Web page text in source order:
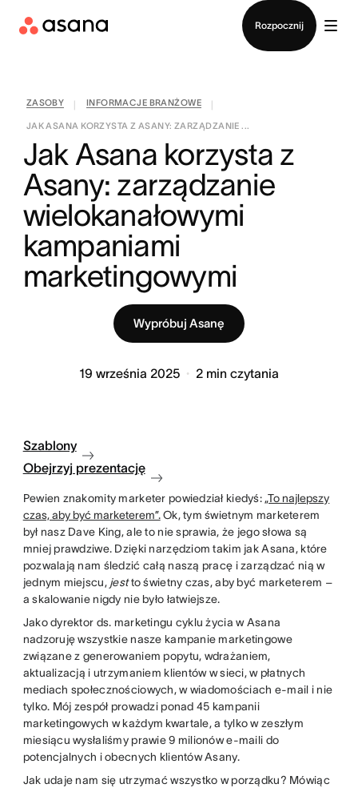
Rozpocznij
ZASOBY INFORMACJE BRANŻOWE
JAK ASANA KORZYSTA Z ASANY: ZARZĄDZANIE ...
Jak Asana korzysta z
Asany: zarządzanie
wielokanałowymi
kampaniami
marketingowymi
Wypróbuj Asanę
19 września 2025 2 min czytania
Szablony
Obejrzyj prezentację
Pewien znakomity marketer powiedział kiedyś: „To najlepszy
czas, aby być marketerem”.Ok, tym świetnym marketerem
był nasz Dave King, ale to nie sprawia, że jego słowa są
mniej prawdziwe. Dzięki narzędziom takim jak Asana, które
pozwalają nam śledzić całą naszą pracę i zarządzać nią w
jednym miejscu, jestto świetny czas, aby być marketerem –
a skalowanie nigdy nie było łatwiejsze.
Jako dyrektor ds. marketingu cyklu życia w Asana
nadzoruję wszystkie nasze kampanie marketingowe
związane z generowaniem popytu, wdrażaniem,
aktualizacją i utrzymaniem klientów w sieci, w płatnych
mediach społecznościowych, w wiadomościach e-mail i nie
tylko. Mój zespół prowadzi ponad 45 kampanii
marketingowych w każdym kwartale, a tylko w zeszłym
miesiącu wysłaliśmy prawie 9 milionów e-maili do
potencjalnych i obecnych klientów Asany.
Jak udaje nam się utrzymać wszystko w porządku? Mówiąc